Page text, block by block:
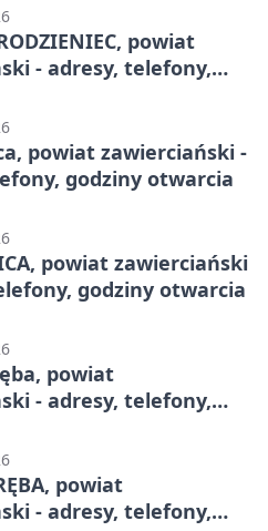
powiat
- adresy, telefony,
powiat zawierciański -
godziny otwarcia
powiat zawierciański
godziny otwarcia
powiat
- adresy, telefony,
powiat
- adresy, telefony,